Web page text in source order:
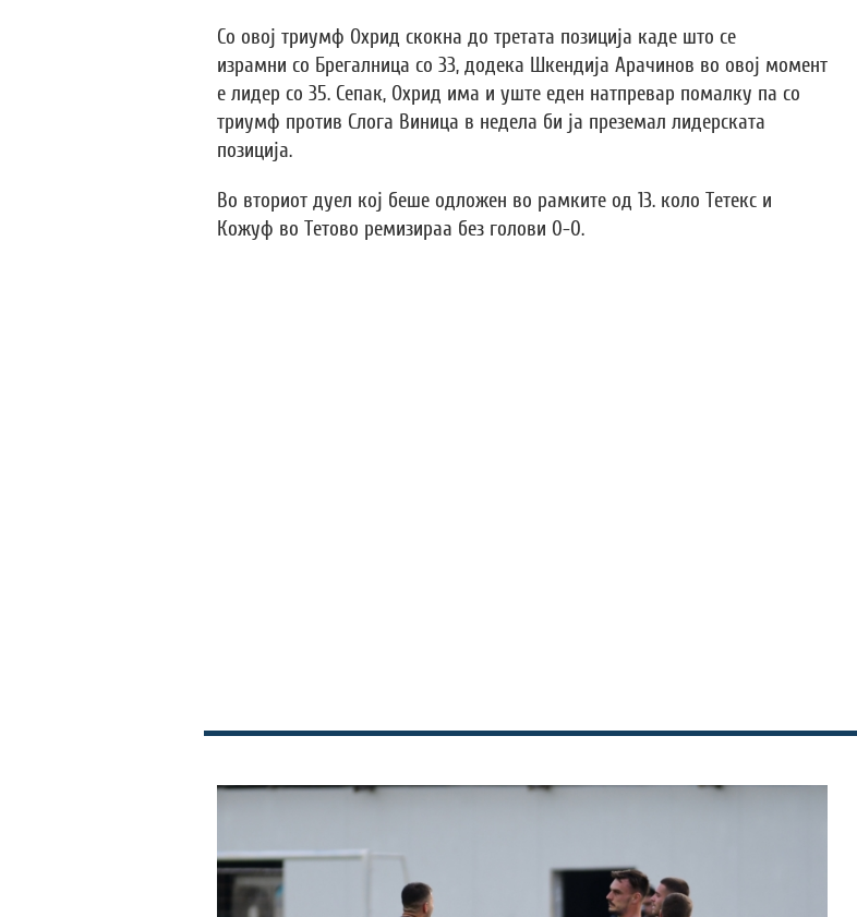
Со овој триумф Охрид скокна до третата позиција каде што се
израмни со Брегалница со 33, додека Шкендија Арачинов во овој момент
е лидер со 35. Сепак, Охрид има и уште еден натпревар помалку па со
триумф против Слога Виница в недела би ја преземал лидерската
позиција.
Во вториот дуел кој беше одложен во рамките од 13. коло Тетекс и
Кожуф во Тетово ремизираа без голови 0-0.